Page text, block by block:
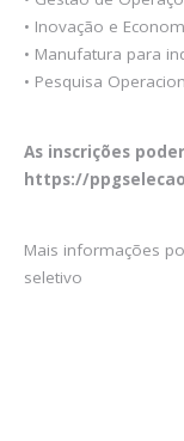
• Inovação e
• Manufatura para
• Pesquisa
As inscrições
https://
Mais informações
seletivo